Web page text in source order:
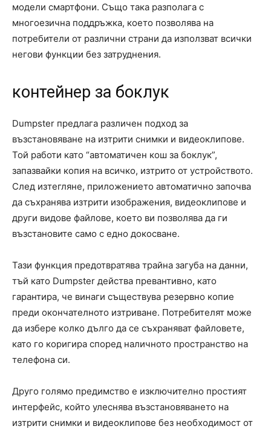
модели смартфони. Също така разполага с
многоезична поддръжка, което позволява на
потребители от различни страни да използват всички
негови функции без затруднения.
контейнер за боклук
Dumpster предлага различен подход за
възстановяване на изтрити снимки и видеоклипове.
Той работи като “автоматичен кош за боклук”,
запазвайки копия на всичко, изтрито от устройството.
След изтегляне, приложението автоматично започва
да съхранява изтрити изображения, видеоклипове и
други видове файлове, което ви позволява да ги
възстановите само с едно докосване.
Тази функция предотвратява трайна загуба на данни,
тъй като Dumpster действа превантивно, като
гарантира, че винаги съществува резервно копие
преди окончателното изтриване. Потребителят може
да избере колко дълго да се съхраняват файловете,
като го коригира според наличното пространство на
телефона си.
Друго голямо предимство е изключително простият
интерфейс, който улеснява възстановяването на
изтрити снимки и видеоклипове без необходимост от